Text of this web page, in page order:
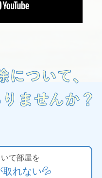
て部屋を
れない💦